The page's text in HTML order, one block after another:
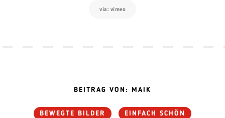
via: vimeo
BEITRAG VON: MAIK
BEWEGTE BILDER EINFACH SCHÖN